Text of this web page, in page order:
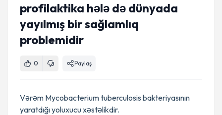
profilaktika hələ də dünyada
yayılmış bir sağlamlıq
problemidir
0 Paylaş
Vərəm Mycobacterium tuberculosis bakteriyasının
yaratdığı yoluxucu xəstəlikdir.